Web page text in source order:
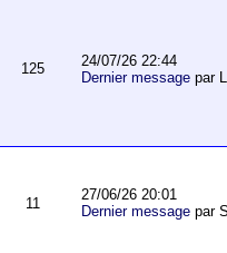
125
24/07/26 22:44
Dernier messagepar
11
27/06/26 20:01
Dernier messagepar